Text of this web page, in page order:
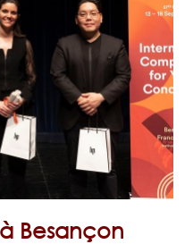
Besançon